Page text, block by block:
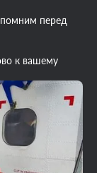
перед
к вашему